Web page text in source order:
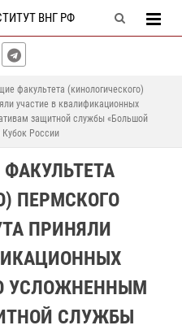
ВНГ РФ
факультета (кинологического)
участие в квалификационных
защитной службы «Большой
Кубок России
ПЕРМСКОГО
ПРИНЯЛИ
УСЛОЖНЕННЫМ
СЛУЖБЫ